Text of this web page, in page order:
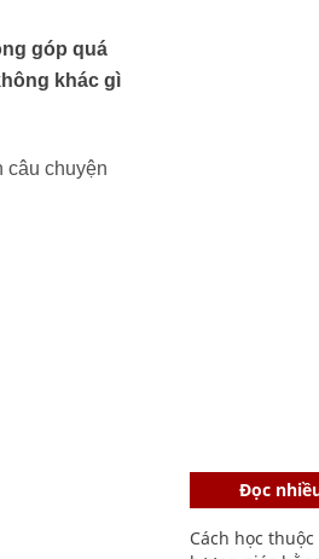
góp quá
khác gì
câu chuyện
Đọc
Cách học